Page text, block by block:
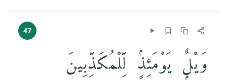
47
وَيْلٌۭ يَوْمَئِذٍۢ لِّلْمُكَذِّبِينَ